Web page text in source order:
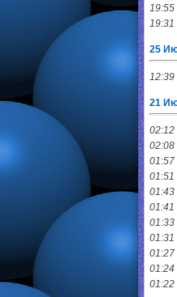
19:55
19:31
25
12:39
21
02:12
02:08
01:57
01:51
01:43
01:41
01:33
01:31
01:27
01:24
01:22